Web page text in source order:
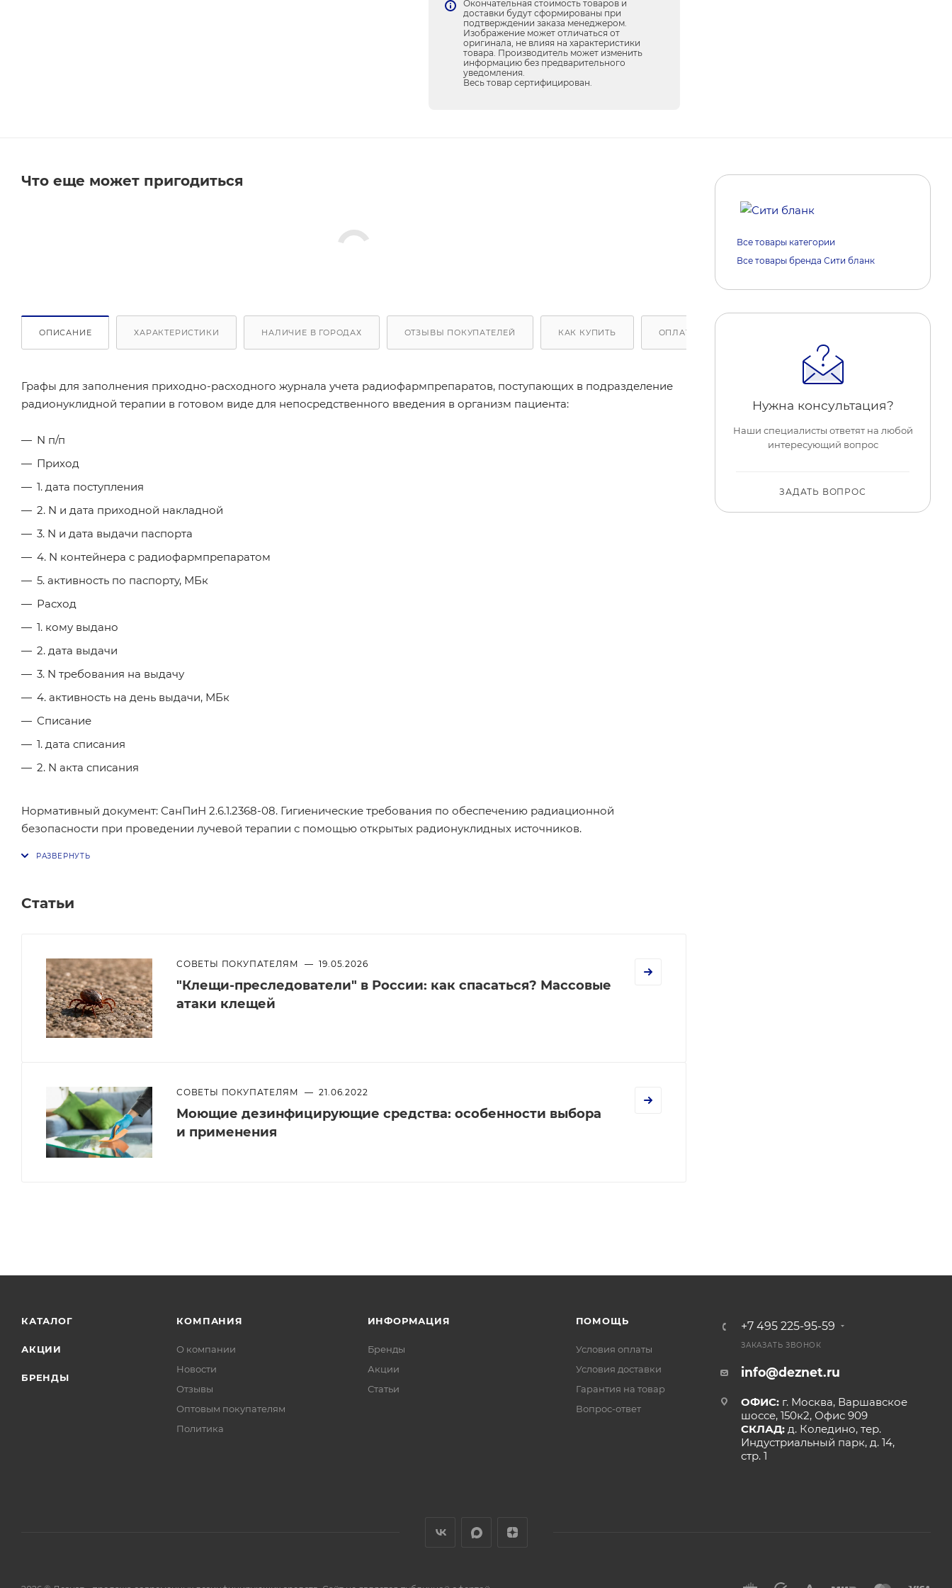
Окончательная стоимость товаров и
доставки будут сформированы при
подтверждении заказа менеджером.
Изображение может отличаться от
оригинала, не влияя на характеристики
товара. Производитель может изменить
информацию без предварительного
уведомления.
Весь товар сертифицирован.
Что еще может пригодиться
ОПИСАНИЕ ХАРАКТЕРИСТИКИ НАЛИЧИЕ В ГОРОДАХ ОТЗЫВЫ ПОКУПАТЕЛЕЙ КАК КУПИТЬ ОПЛАТА
Графы для заполнения приходно-расходного журнала учета радиофармпрепаратов, поступающих в подразделение
радионуклидной терапии в готовом виде для непосредственного введения в организм пациента:
N п/п
Приход
1. дата поступления
2. N и дата приходной накладной
3. N и дата выдачи паспорта
4. N контейнера с радиофармпрепаратом
5. активность по паспорту, МБк
Расход
1. кому выдано
2. дата выдачи
3. N требования на выдачу
4. активность на день выдачи, МБк
Списание
1. дата списания
2. N акта списания
Нормативный документ: СанПиН 2.6.1.2368-08. Гигиенические требования по обеспечению радиационной
безопасности при проведении лучевой терапии с помощью открытых радионуклидных источников.
Статьи
СОВЕТЫ ПОКУПАТЕЛЯМ — 19.05.2026
"Клещи-преследователи" в России: как спасаться? Массовые
атаки клещей
СОВЕТЫ ПОКУПАТЕЛЯМ — 21.06.2022
Моющие дезинфицирующие средства: особенности выбора
и применения
Все товары категории
Все товары бренда Сити бланк
Нужна консультация?
Наши специалисты ответят на любой
интересующий вопрос
ЗАДАТЬ ВОПРОС
КАТАЛОГ
АКЦИИ
БРЕНДЫ
КОМПАНИЯ
О компании
Новости
Отзывы
Оптовым покупателям
Политика
ИНФОРМАЦИЯ
Бренды
Акции
Статьи
ПОМОЩЬ
Условия оплаты
Условия доставки
Гарантия на товар
Вопрос-ответ
+7 495 225-95-59
ЗАКАЗАТЬ ЗВОНОК
info@deznet.ru
ОФИС: г. Москва, Варшавское
шоссе, 150к2, Офис 909
СКЛАД: д. Коледино, тер.
Индустриальный парк, д. 14,
стр. 1